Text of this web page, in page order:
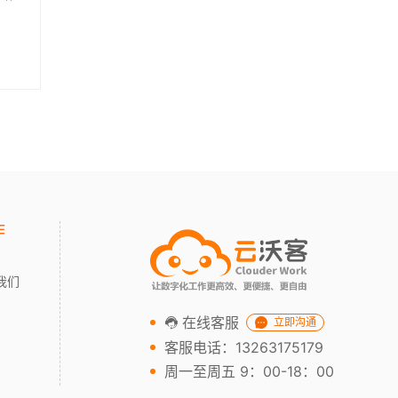
们
在线客服 立即沟通
客服电话：13263175179
周一至周五 9：00-18：00